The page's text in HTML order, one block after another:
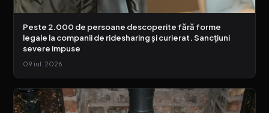
Peste 2.000 de persoane descoperite fără forme
legale la companii de ridesharing și curierat. Sancțiuni
severe impuse
09 iul. 2026